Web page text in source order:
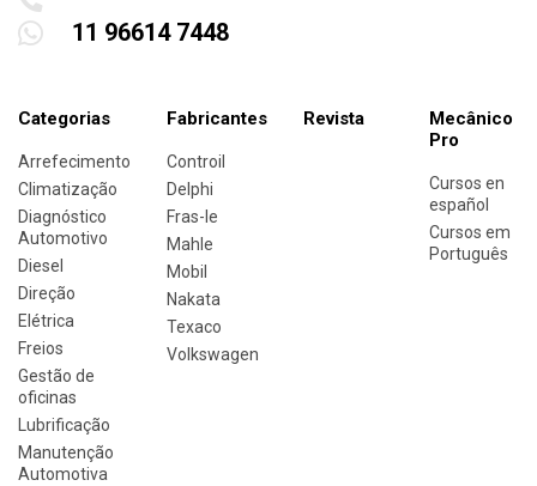
11 96614 7448
Categorias
Arrefecimento
Climatização
Diagnóstico
Automotivo
Diesel
Direção
Elétrica
Freios
Gestão de
oficinas
Lubrificação
Manutenção
Automotiva
Fabricantes
Controil
Delphi
Fras-le
Mahle
Mobil
Nakata
Texaco
Volkswagen
Revista
Mecânico
Pro
Cursos en
español
Cursos em
Português